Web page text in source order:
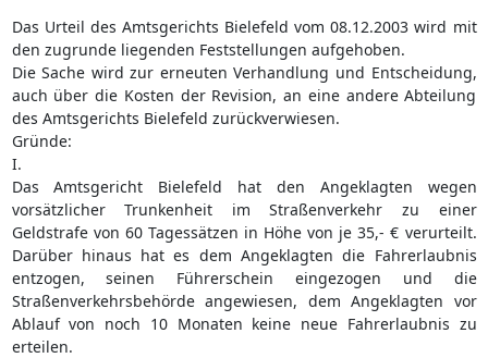
Das Urteil des Amtsgerichts Bielefeld vom 08.12.2003 wird mit
den zugrunde liegenden Feststellungen aufgehoben.
Die Sache wird zur erneuten Verhandlung und Entscheidung,
auch über die Kosten der Revision, an eine andere Abteilung
des Amtsgerichts Bielefeld zurückverwiesen.
Gründe:
I.
Das Amtsgericht Bielefeld hat den Angeklagten wegen
vorsätzlicher Trunkenheit im Straßenverkehr zu einer
Geldstrafe von 60 Tagessätzen in Höhe von je 35,- € verurteilt.
Darüber hinaus hat es dem Angeklagten die Fahrerlaubnis
entzogen, seinen Führerschein eingezogen und die
Straßenverkehrsbehörde angewiesen, dem Angeklagten vor
Ablauf von noch 10 Monaten keine neue Fahrerlaubnis zu
erteilen.